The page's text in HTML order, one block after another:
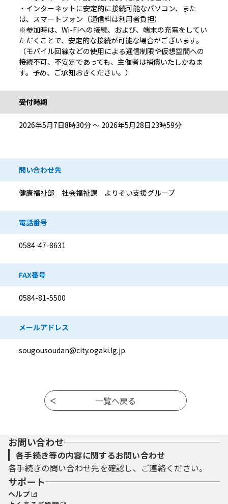
・インターネットに安定的に接続可能なパソコン、また
は、スマートフォン（通信料は利用者負担）
※参加時は、Wi-Fiへの接続、および、端末の充電をしてい
ただくことで、安定的な接続が可能な場合がございます。
（モバイル回線などの使用による通信制限や仮想空間への
接続不可、不安定であっても、主催者は補償いたしかねま
す。予め、ご承知おきください。）
受付時期
2026年5月7日8時30分 ～ 2026年5月28日23時59分
問い合わせ先
健康福祉部 社会福祉課 よりそい支援グループ
電話番号
0584-47-8631
FAX番号
0584-81-5500
メールアドレス
sougousoudan@city.ogaki.lg.jp
お問い合わせ
各手続き等の内容に関するお問い合わせ
各手続きの問い合わせ先を確認し、ご連絡ください。
サポート
ヘルプ